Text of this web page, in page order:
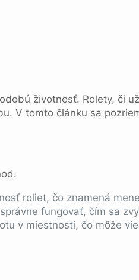
životnosť. Rolety, či
V tomto článku sa
roliet, čo znamená
fungovať, čím sa
v miestnosti, čo môže